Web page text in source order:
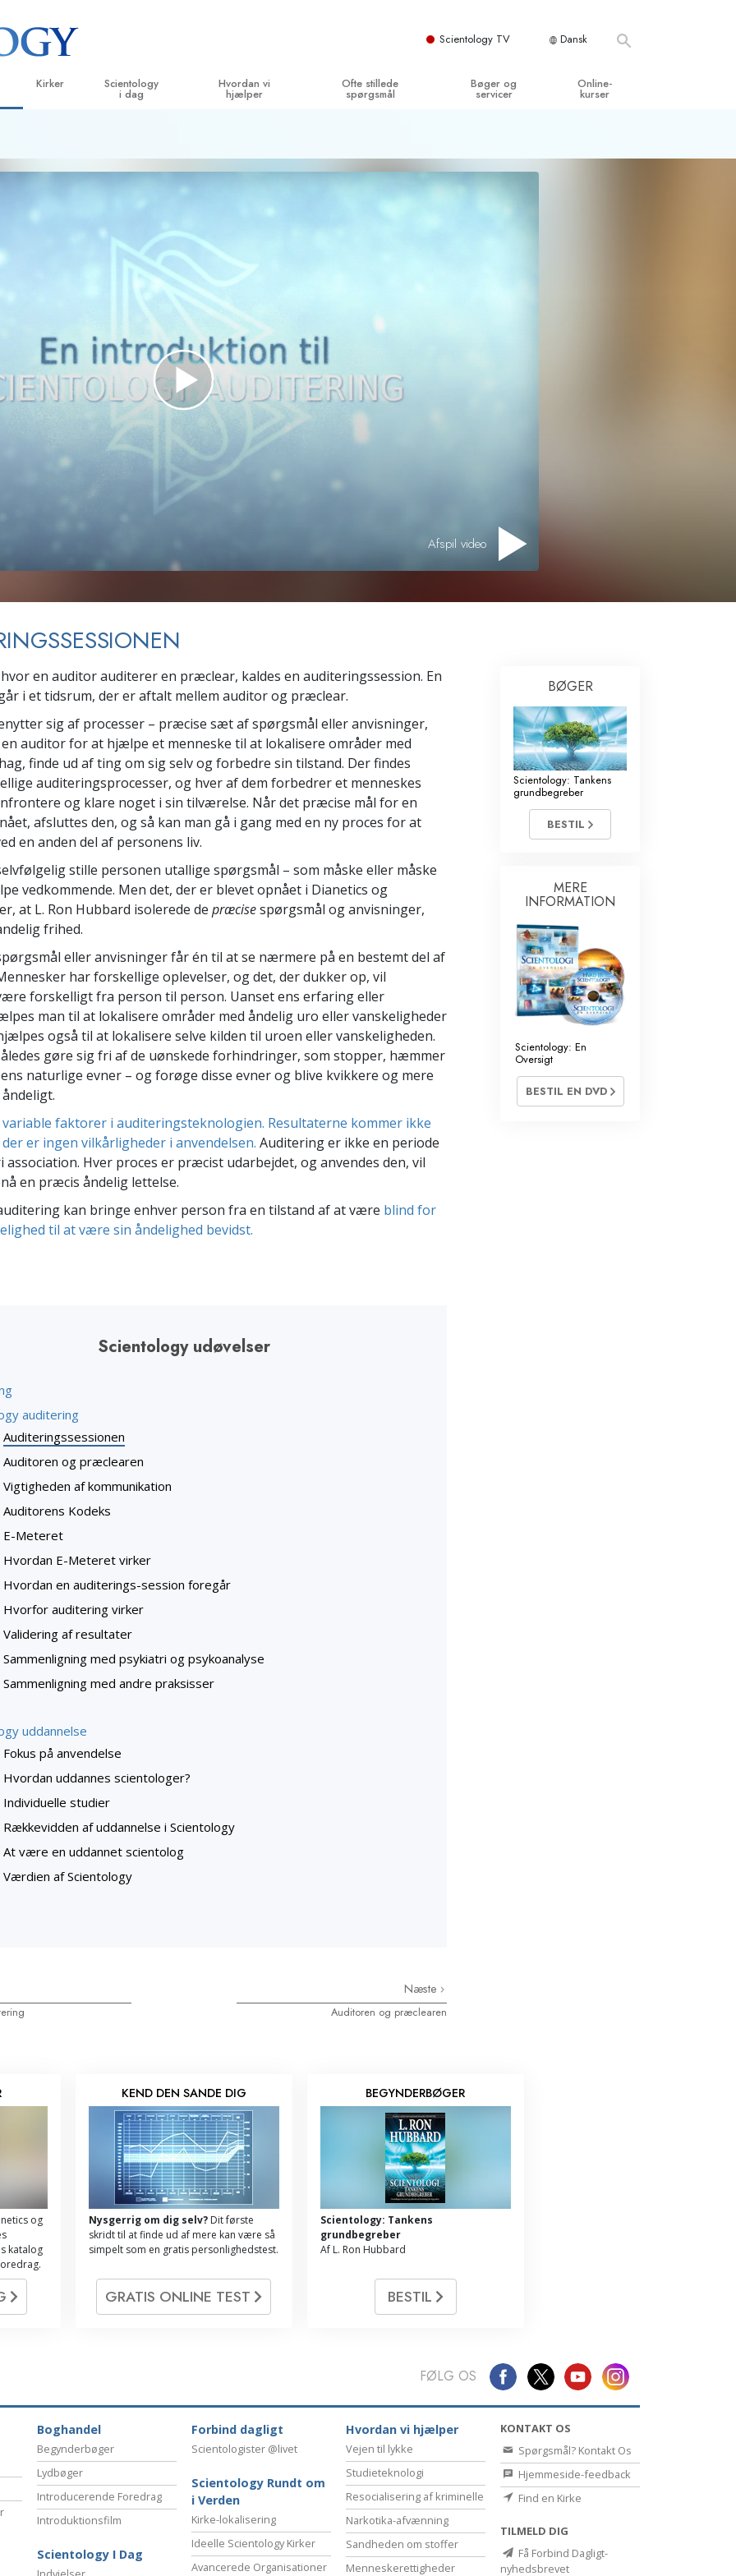
Scientology TV Dansk
Kirker
Ideelle Scientology Kirker
Bringer Scientology ud til hele verden
Scientology
i dag
Scientology arrangementer
Hvordan vi
hjælper
Applied Scholastics
Sandheden om stoffer
United for Menneskerettigheder
Medborgernes Menneske­rettigheds­
kommission
Scientology Kirkens Frivillige
Hjælpere
Ofte stillede
spørgsmål
Indenfor i en Kirke
Scientology organisationerne
Bøger og
servicer
Lydbøger
Introducerende foredrag
Online-
kurser
Tilværelsens dynamikker
Årsagen til undertrykkelse
Undersøgelser
Studieteknologien
Kommunikation
Afspil video
en auditor auditerer en præclear, kaldes en auditeringssession. En
i et tidsrum, der er aftalt mellem auditor og præclear.
sig af processer – præcise sæt af spørgsmål eller anvisninger,
auditor for at hjælpe et menneske til at lokalisere områder med
finde ud af ting om sig selv og forbedre sin tilstand. Der findes
auditeringsprocesser, og hver af dem forbedrer et menneskes
og klare noget i sin tilværelse. Når det præcise mål for en
afsluttes den, og så kan man gå i gang med en ny proces for at
en anden del af personens liv.
stille personen utallige spørgsmål – som måske eller måske
vedkommende. Men det, der er blevet opnået i Dianetics og
at L. Ron Hubbard isolerede de præcisespørgsmål og anvisninger,
frihed.
eller anvisninger får én til at se nærmere på en bestemt del af
har forskellige oplevelser, og det, der dukker op, vil
forskelligt fra person til person. Uanset ens erfaring eller
man til at lokalisere områder med åndelig uro eller vanskeligheder
også til at lokalisere selve kilden til uroen eller vanskeligheden.
gøre sig fri af de uønskede forhindringer, som stopper, hæmmer
naturlige evner – og forøge disse evner og blive kvikkere og mere
faktorer i auditeringsteknologien. Resultaterne kommer ikke
er ingen vilkårligheder i anvendelsen. Auditering er ikke en periode
association. Hver proces er præcist udarbejdet, og anvendes den, vil
en præcis åndelig lettelse.
kan bringe enhver person fra en tilstand af at være blind for
til at være sin åndelighed bevidst.
Scientology udøvelser
auditering
Auditeringssessionen
Auditoren og præclearen
Vigtigheden af kommunikation
Auditorens Kodeks
E-Meteret
Hvordan E-Meteret virker
Hvordan en auditerings-session foregår
Hvorfor auditering virker
Validering af resultater
Sammenligning med psykiatri og psykoanalyse
Sammenligning med andre praksisser
uddannelse
Fokus på anvendelse
Hvordan uddannes scientologer?
Individuelle studier
Rækkevidden af uddannelse i Scientology
At være en uddannet scientolog
Værdien af Scientology
Næste
Auditoren og præclearen
BØGER
Scientology: Tankens
grundbegreber
BESTIL
MERE
INFORMATION
Scientology: En
Oversigt
BESTIL EN DVD
og
katalog
KEND DEN SANDE DIG
Nysgerrig om dig selv?Dit første
skridt til at finde ud af mere kan være så
simpelt som en gratis personlighedstest.
GRATIS ONLINE TEST
BEGYNDERBØGER
Scientology: Tankens
grundbegreber
Af L. Ron Hubbard
BESTIL
FØLG OS
Boghandel
Begynderbøger
Lydbøger
Introducerende Foredrag
Introduktionsfilm
Scientology I Dag
Forbind dagligt
Scientologister @livet
Scientology Rundt om
i Verden
Kirke-lokalisering
Ideelle Scientology Kirker
Avancerede Organisationer
Hvordan vi hjælper
Vejen til lykke
Studieteknologi
Resocialisering af kriminelle
Narkotika-afvænning
Sandheden om stoffer
Menneske­rettigheder
KONTAKT OS
Spørgsmål? Kontakt Os
Hjemmeside-feedback
Find en Kirke
TILMELD DIG
Få Forbind Dagligt-
nyhedsbrevet